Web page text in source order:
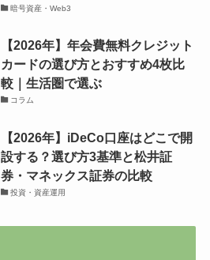
暗号資産・Web3
【2026年】年会費無料クレジット
カードの選び方とおすすめ4枚比
較｜生活圏で選ぶ
コラム
【2026年】iDeCo口座はどこで開
設する？選び方3基準と松井証
券・マネックス証券の比較
投資・資産運用